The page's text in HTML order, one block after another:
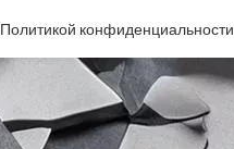
Политикой конфиденциальности